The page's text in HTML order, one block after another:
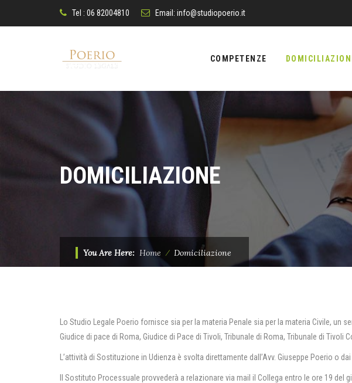
Tel : 06 82004810 Email: info@studiopoerio.it
content
COMPETENZE
DOMICILIAZIONE
You Are Here: Home ⁄ Domiciliazione
Lo Studio Legale Poerio fornisce sia per la materia Penale sia per la materia Civile, un
Giudice di pace di Roma, Giudice di Pace di Tivoli, Tribunale di Roma, Tribunale di Tivoli
L’attività di Sostituzione in Udienza è svolta direttamente dall’Avv. Giuseppe Poerio o
Il Sostituto Processuale provvederà a relazionare via mail il Collega entro le ore 19